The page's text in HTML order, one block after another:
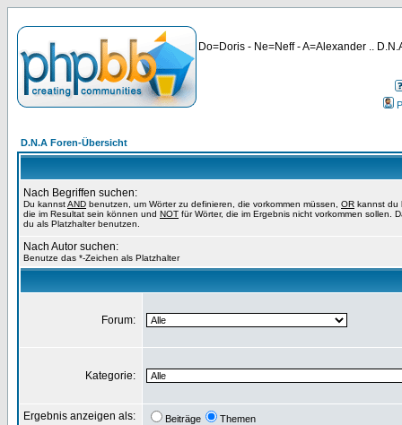
Do=Doris - Ne=Neff - A=Alexander ..
D.N.A Foren-Übersicht
Nach Begriffen suchen:
Du kannstAND benutzen, um Wörter zu definieren, die vorkommen müssen, OR kannst du
die im Resultat sein können und NOT für Wörter, die im Ergebnis nicht vorkommen sollen.
du als Platzhalter benutzen.
Nach Autor suchen:
Benutze das *-Zeichen als Platzhalter
Forum:
Kategorie:
Ergebnis anzeigen als: Beiträge Themen